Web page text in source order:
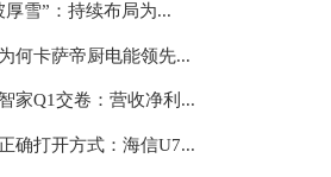
雪”：持续布局为...
何卡萨帝厨电能领先...
家Q1交卷：营收净利...
确打开方式：海信U7...